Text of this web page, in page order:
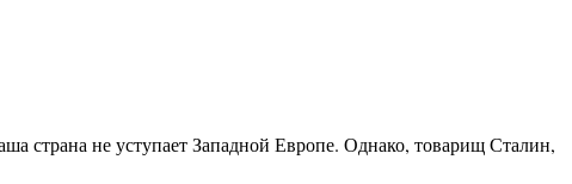
страна не уступает Западной Европе. Однако, товарищ Сталин,